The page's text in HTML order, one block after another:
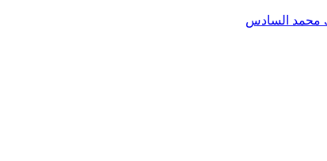
محمد السادس